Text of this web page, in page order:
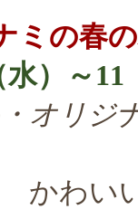
ミの春
11（
オリジ
かわい